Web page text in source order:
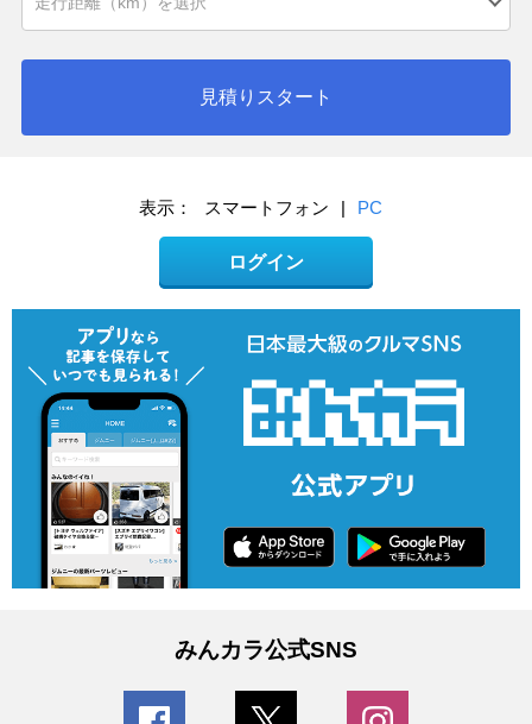
見積りスタート
表示： スマートフォン | PC
ログイン
みんカラ公式SNS